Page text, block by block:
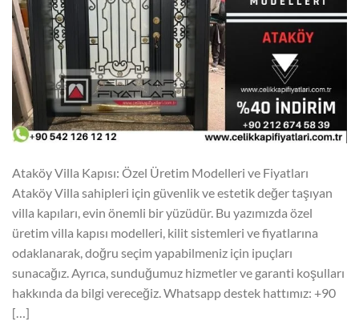
Ataköy Villa Kapısı: Özel Üretim Modelleri ve Fiyatları
Ataköy Villa sahipleri için güvenlik ve estetik değer taşıyan
villa kapıları, evin önemli bir yüzüdür. Bu yazımızda özel
üretim villa kapısı modelleri, kilit sistemleri ve fiyatlarına
odaklanarak, doğru seçim yapabilmeniz için ipuçları
sunacağız. Ayrıca, sunduğumuz hizmetler ve garanti koşulları
hakkında da bilgi vereceğiz. Whatsapp destek hattımız: +90
[…]